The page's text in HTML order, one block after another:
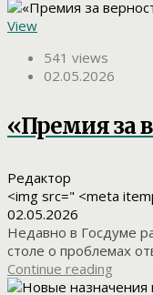
View
541 views
02.05.2026
«Премия за
Редактор
<img src=" <meta
02.05.2026
Недавно в Госдуме
столе о проблемах
Continue reading